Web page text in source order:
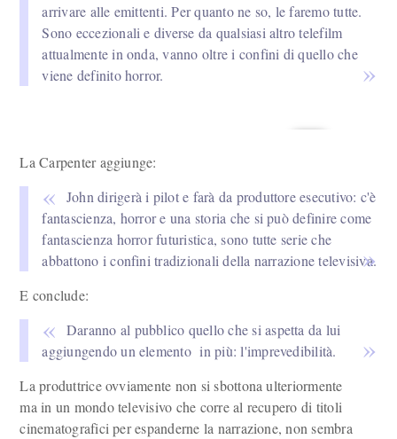
arrivare alle emittenti. Per quanto ne so, le faremo tutte.
Sono eccezionali e diverse da qualsiasi altro telefilm
attualmente in onda, vanno oltre i confini di quello che
viene definito horror.
La Carpenter aggiunge:
John dirigerà i pilot e farà da produttore esecutivo: c'è
fantascienza, horror e una storia che si può definire come
fantascienza horror futuristica, sono tutte serie che
abbattono i confini tradizionali della narrazione televisiva.
E conclude:
Daranno al pubblico quello che si aspetta da lui
aggiungendo un elemento in più: l'imprevedibilità.
La produttrice ovviamente non si sbottona ulteriormente
ma in un mondo televisivo che corre al recupero di titoli
cinematografici per espanderne la narrazione, non sembra